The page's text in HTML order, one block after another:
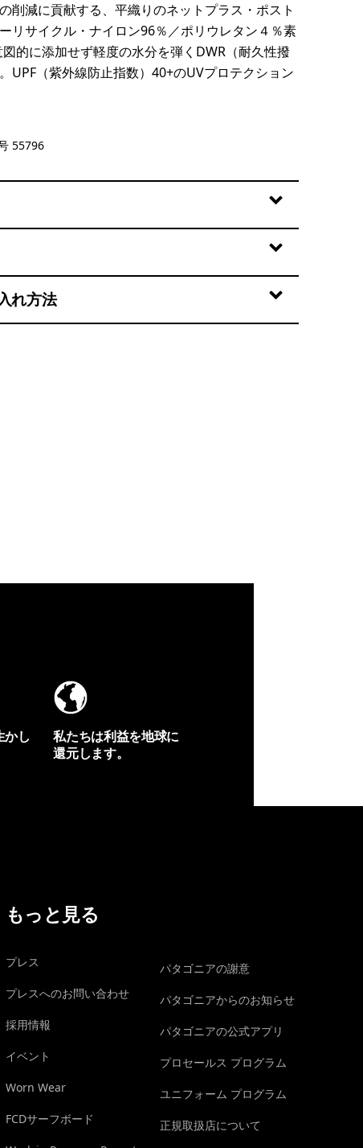
削減に貢献する、平織りのネットプラス・ポスト
リサイクル・ナイロン96％／ポリウレタン４％素
図的に添加せず軽度の水分を弾くDWR（耐久性撥
UPF（紫外線防止指数）40+のUVプロテクション
55796
れ方法
かし
私たちは利益を地球に
還元します。
もっと見る
プレス
プレスへのお問い合わせ
採用情報
イベント
Worn Wear
FCDサーフボード
パタゴニアの謝意
パタゴニアからのお知らせ
パタゴニアの公式アプリ
プロセールス プログラム
ユニフォーム プログラム
正規取扱店について